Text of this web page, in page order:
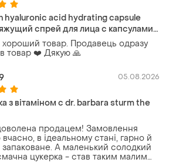
hyaluronic acid hydrating capsule
спрей для лица с капсулами
товар. Продавець одразу
товар ❤️ Дякую 🙏
05.08.2026
з вітаміном с dr. barbara sturm the
продацем! Замовлення
стані, гарно й
запаковане. А маленький солодкий
- став таким малим